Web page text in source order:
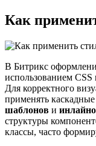
Как
В Битрикс
использованием
Для корректного
применять
шаблонов и
структуры
классы, часто